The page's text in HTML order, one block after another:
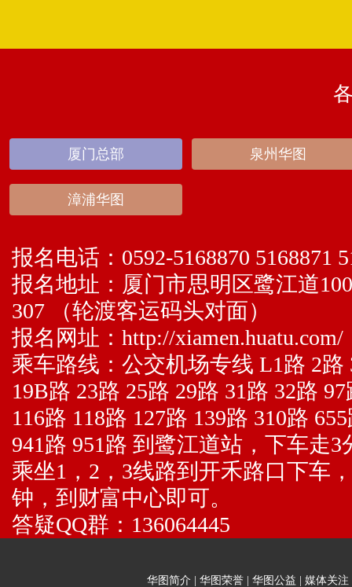
厦门总部 泉州华图
漳浦华图
报名电话： 0592-5168870 5168871
报名地址： 厦门市思明区鹭江道
307 （轮渡客运码头对面）
报名网址： http://xiamen.huatu.com/
乘车路线： 公交机场专线 L1路 2路
19B路 23路 25路 29路 31路 32路
116路 118路 127路 139路 310路
941路 951路 到鹭江道站，下车走
乘坐1，2，3线路到开禾路口下车
钟，到财富中心即可。
答疑QQ群： 136064445
华图简介 华图荣誉 华图公益 媒体关注